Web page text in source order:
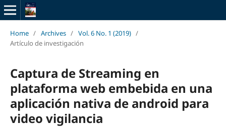
Home / Archives / Vol. 6 No. 1 (2019) /
Artículo de investigación
Captura de Streaming en
plataforma web embebida en una
aplicación nativa de android para
video vigilancia